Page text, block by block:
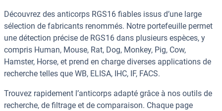
Découvrez des anticorps RGS16 fiables issus d’une large
sélection de fabricants renommés. Notre portefeuille permet
une détection précise de RGS16 dans plusieurs espèces, y
compris Human, Mouse, Rat, Dog, Monkey, Pig, Cow,
Hamster, Horse, et prend en charge diverses applications de
recherche telles que WB, ELISA, IHC, IF, FACS.
Trouvez rapidement l’anticorps adapté grâce à nos outils de
recherche, de filtrage et de comparaison. Chaque page